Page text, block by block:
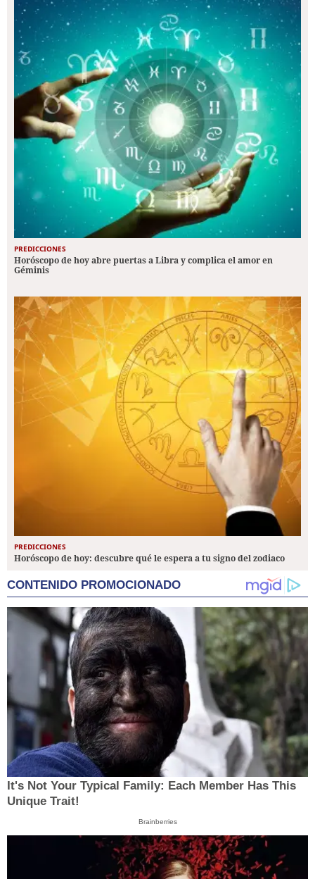
PREDICCIONES
Horóscopo de hoy abre puertas a Libra y complica el amor en
Géminis
PREDICCIONES
Horóscopo de hoy: descubre qué le espera a tu signo del zodiaco
CONTENIDO PROMOCIONADO
It's Not Your Typical Family: Each Member Has This
Unique Trait!
Brainberries